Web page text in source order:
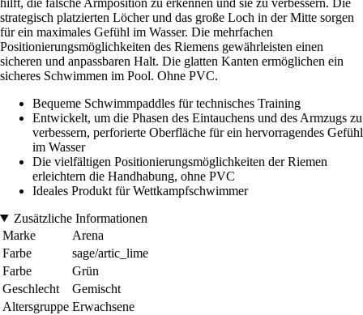
hilft, die falsche Armposition zu erkennen und sie zu verbessern. Die
strategisch platzierten Löcher und das große Loch in der Mitte sorgen
für ein maximales Gefühl im Wasser. Die mehrfachen
Positionierungsmöglichkeiten des Riemens gewährleisten einen
sicheren und anpassbaren Halt. Die glatten Kanten ermöglichen ein
sicheres Schwimmen im Pool. Ohne PVC.
Bequeme Schwimmpaddles für technisches Training
Entwickelt, um die Phasen des Eintauchens und des Armzugs zu
verbessern, perforierte Oberfläche für ein hervorragendes Gefühl
im Wasser
Die vielfältigen Positionierungsmöglichkeiten der Riemen
erleichtern die Handhabung, ohne PVC
Ideales Produkt für Wettkampfschwimmer
Zusätzliche Informationen
Marke
Arena
Farbe
sage/artic_lime
Farbe
Grün
Geschlecht
Gemischt
Altersgruppe Erwachsene